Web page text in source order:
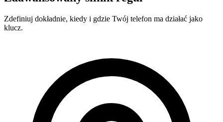
Zdefiniuj dokładnie, kiedy i gdzie Twój telefon ma działać jako
klucz.